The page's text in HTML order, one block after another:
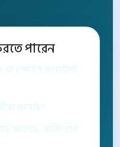
পারেন
স্পোর্টস কনটেন্টে
মানছি?
থাকছে, নাকি চাপ